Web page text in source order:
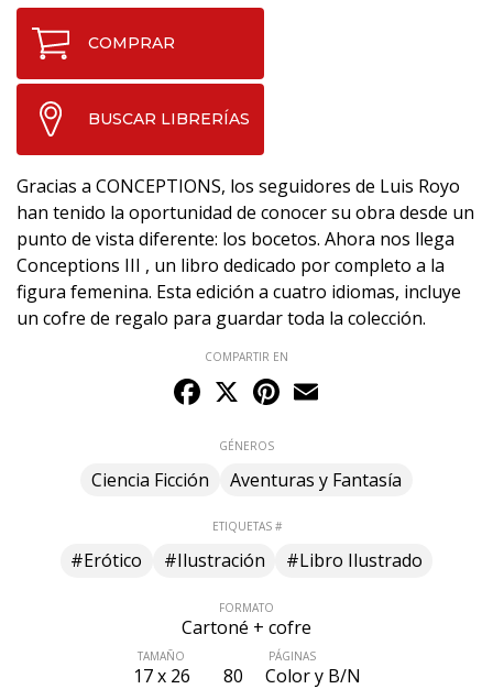
COMPRAR
BUSCAR LIBRERÍAS
Gracias a CONCEPTIONS, los seguidores de Luis Royo
han tenido la oportunidad de conocer su obra desde un
punto de vista diferente: los bocetos. Ahora nos llega
Conceptions III , un libro dedicado por completo a la
figura femenina. Esta edición a cuatro idiomas, incluye
un cofre de regalo para guardar toda la colección.
COMPARTIR EN
Facebook
X Pinterest
GÉNEROS
Ciencia Ficción Aventuras y Fantasía
ETIQUETAS #
#Erótico #Ilustración #Libro Ilustrado
FORMATO
Cartoné + cofre
TAMAÑO
17 x 26
PÁGINAS
80 Color y B/N